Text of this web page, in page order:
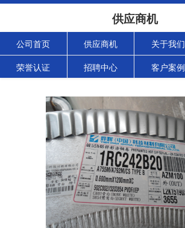
供应商机
公司首页 供应商机 关于我们
荣誉认证 招聘中心 客户案例